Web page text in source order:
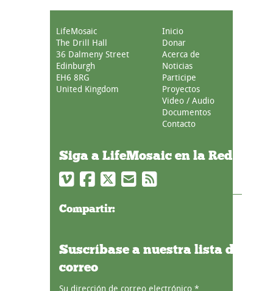
LifeMosaic
The Drill Hall
36 Dalmeny Street
Edinburgh
EH6 8RG
United Kingdom
Inicio
Donar
Acerca de
Noticias
Participe
Proyectos
Video / Audio
Documentos
Contacto
Siga a LifeMosaic en la Red
Compartir:
Suscríbase a nuestra lista de
correo
Su dirección de correo electrónico *